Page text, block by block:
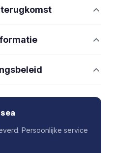
Persoonlijke service